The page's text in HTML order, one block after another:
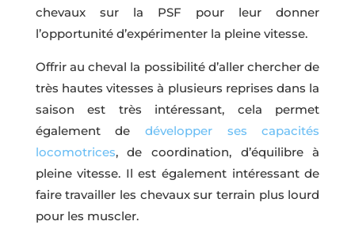
chevaux sur la PSF pour leur donner
l’opportunité d’expérimenter la pleine vitesse.
Offrir au cheval la possibilité d’aller chercher de
très hautes vitesses à plusieurs reprises dans la
saison est très intéressant, cela permet
également de développer ses capacités
locomotrices, de coordination, d’équilibre à
pleine vitesse. Il est également intéressant de
faire travailler les chevaux sur terrain plus lourd
pour les muscler.